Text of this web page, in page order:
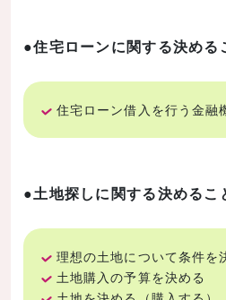
●住宅ローンに関する決める
住宅ローン借入を行う金融
●土地探しに関する決めるこ
理想の土地について条件を
土地購入の予算を決める